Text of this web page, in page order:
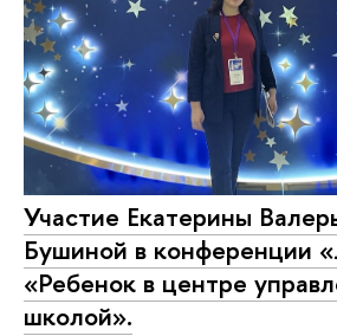
Участие Екатерины
Бушиной в конференции
«Ребенок в центре
школой».